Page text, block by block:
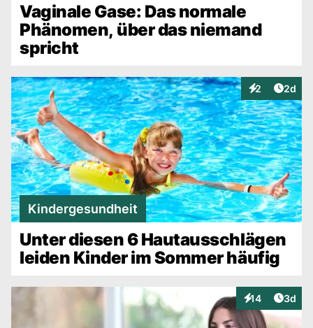
Vaginale Gase: Das normale
Phänomen, über das niemand
spricht
2
Interaktionen
2d
Kindergesundheit
Unter diesen 6 Hautausschlägen
leiden Kinder im Sommer häufig
14
Interaktionen
3d